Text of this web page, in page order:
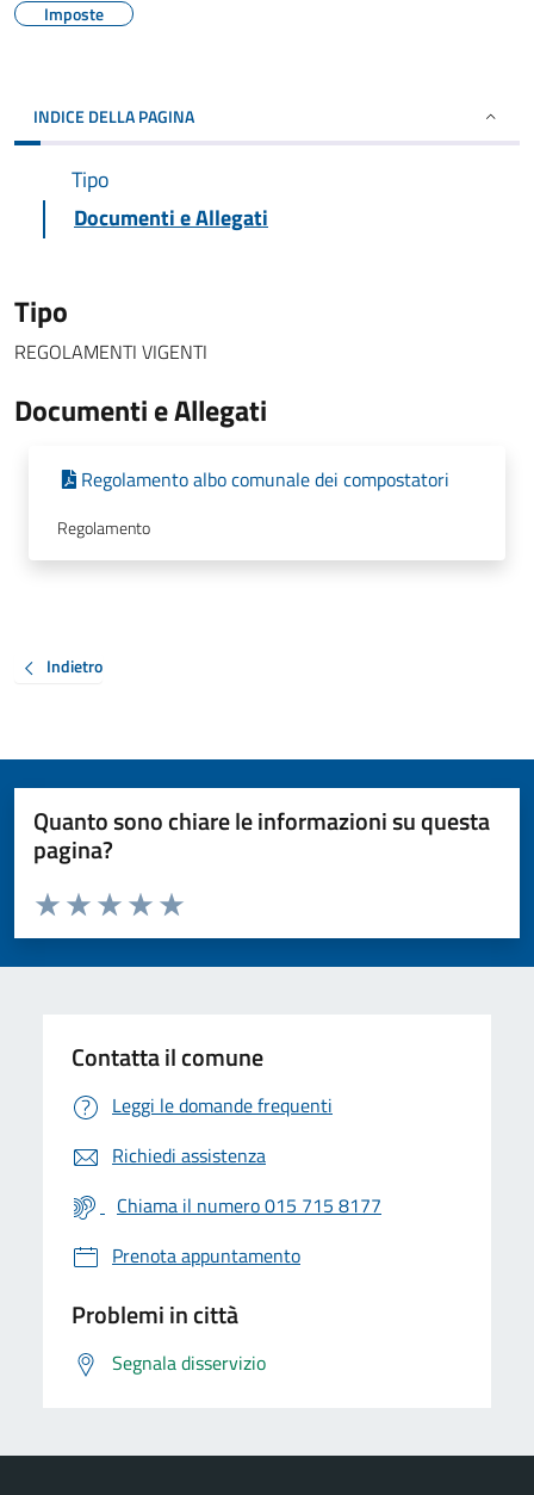
Imposte
INDICE DELLA PAGINA
Tipo
Documenti e Allegati
Tipo
REGOLAMENTI VIGENTI
Documenti e Allegati
Regolamento albo comunale dei compostatori
Regolamento
Indietro
Quanto sono chiare le informazioni su questa
pagina?
Valuta da 1 a 5 stelle la pagina
Valuta 5 stelle su 5
Valuta 4 stelle su 5
Valuta 3 stelle su 5
Valuta 2 stelle su 5
Valuta 1 stelle su 5
Contatta il comune
Leggi le domande frequenti
Richiedi assistenza
Chiama il numero 015 715 8177
Prenota appuntamento
Problemi in città
Segnala disservizio